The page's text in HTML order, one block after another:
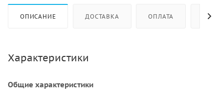
ОПИСАНИЕ ДОСТАВКА ОПЛАТА
Характеристики
Общие характеристики